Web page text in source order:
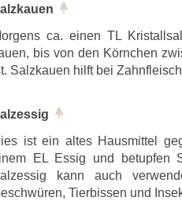
ca. einen TL
bis von den Körnchen
Salzkauen hilft bei
ist ein altes Hausmittel
EL Essig und betupfen
kann auch
Tierbissen und